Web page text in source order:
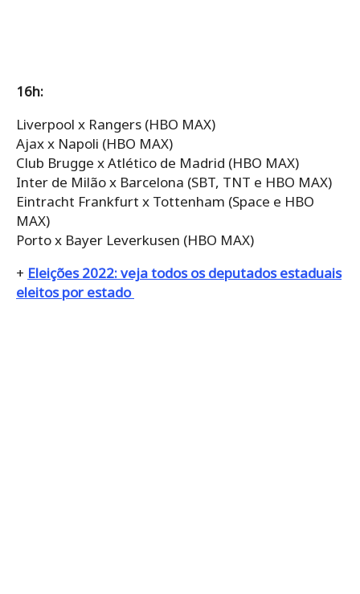
16h:
Liverpool x Rangers (HBO MAX)
Ajax x Napoli (HBO MAX)
Club Brugge x Atlético de Madrid (HBO MAX)
Inter de Milão x Barcelona (SBT, TNT e HBO MAX)
Eintracht Frankfurt x Tottenham (Space e HBO
MAX)
Porto x Bayer Leverkusen (HBO MAX)
+ Eleições 2022: veja todos os deputados estaduais
eleitos por estado